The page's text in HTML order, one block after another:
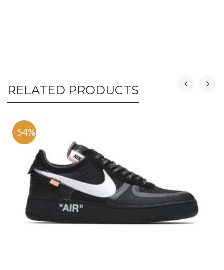
RELATED PRODUCTS
-54%